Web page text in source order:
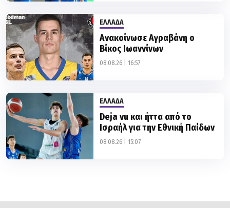
ΕΛΛΑΔΑ
Ανακοίνωσε Αγραβάνη ο
Βίκος Ιωαννίνων
08.08.26 | 16:57
ΕΛΛΑΔΑ
Deja vu και ήττα από το
Ισραήλ για την Εθνική Παίδων
08.08.26 | 15:07